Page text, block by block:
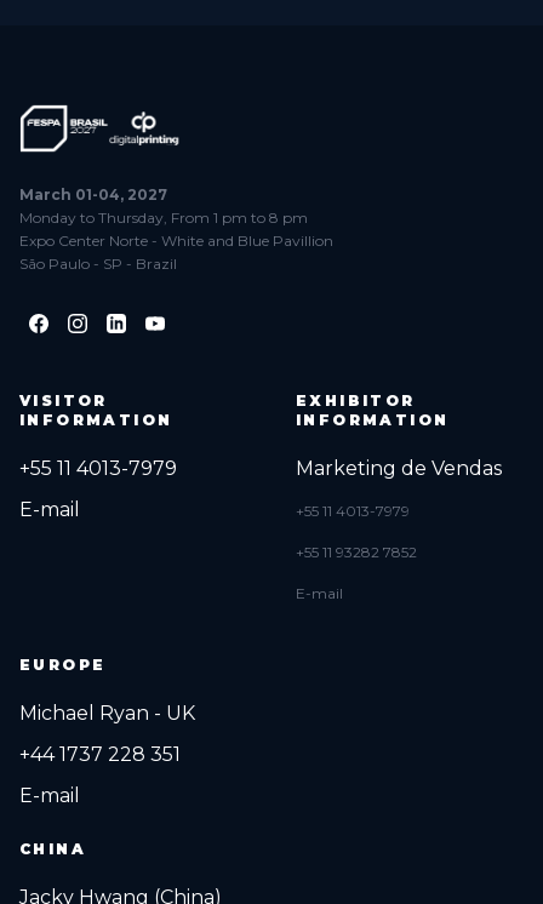
March 01-04, 2027
Monday to Thursday, From 1 pm to 8 pm
Expo Center Norte - White and Blue Pavillion
São Paulo - SP - Brazil
VISITOR
INFORMATION
+55 11 4013-7979
E-mail
EXHIBITOR
INFORMATION
Marketing de Vendas
+55 11 4013-7979
+55 11 93282 7852
E-mail
EUROPE
Michael Ryan - UK
+44 1737 228 351
E-mail
CHINA
Jacky Hwang (China)